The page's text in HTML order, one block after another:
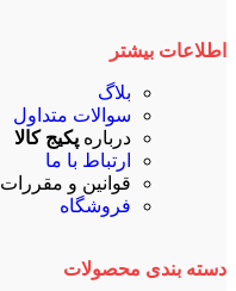
اطلاعات بیشتر
بلاگ
سوالات متداول
درباره پکیج کالا
ارتباط با ما
قوانین و مقررات
فروشگاه
دسته بندی محصولات